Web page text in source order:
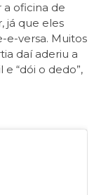
a oficina de
já que eles
e-versa. Muitos
daí aderiu a
“dói o dedo”,